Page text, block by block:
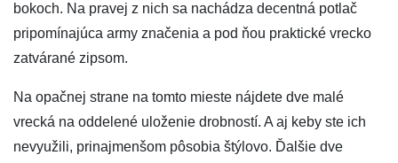
bokoch. Na pravej z nich sa nachádza decentná potlač
pripomínajúca army značenia a pod ňou praktické vrecko
zatvárané zipsom.
Na opačnej strane na tomto mieste nájdete dve malé
vrecká na oddelené uloženie drobností. A aj keby ste ich
nevyužili, prinajmenšom pôsobia štýlovo. Ďalšie dve